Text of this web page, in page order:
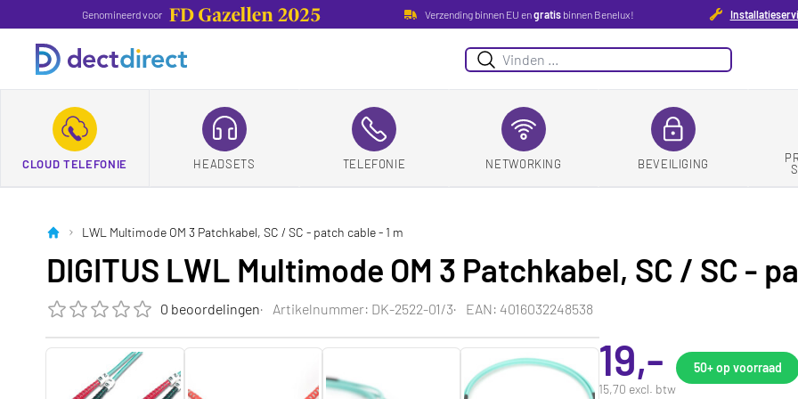
Genomineerd voor Verzending binnen EU engratisbinnen Benelux!
Zoeken
CLOUD TELEFONIE HEADSETS TELEFONIE NETWORKING BEVEILIGING
LWL Multimode OM 3 Patchkabel, SC / SC - patch cable - 1 m
DIGITUS LWL Multimode OM 3 Patchkabel, SC / SC -
De beoordeling van dit product is0.0 van de 5
0 beoordelingen Artikelnummer: DK-2522-01/3 EAN: 4016032248538
19,-
15,70 excl. btw
50+op voorraad